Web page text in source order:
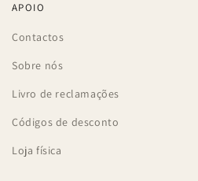
APOIO
Contactos
Sobre nós
Livro de reclamações
Códigos de desconto
Loja física